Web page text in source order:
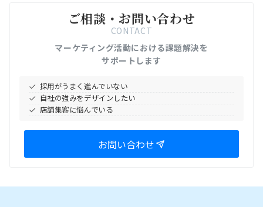
ご相談・お問い合わせ
CONTACT
マーケティング活動における課題解決を
サポートします
採用がうまく進んでいない
自社の強みをデザインしたい
店舗集客に悩んでいる
お問い合わせ